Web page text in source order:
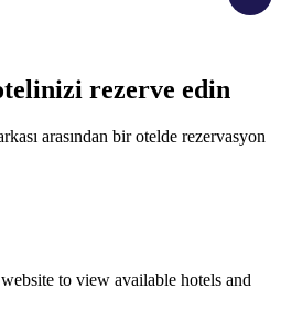
rezerve edin
arasından bir otelde rezervasyon
to view available hotels and